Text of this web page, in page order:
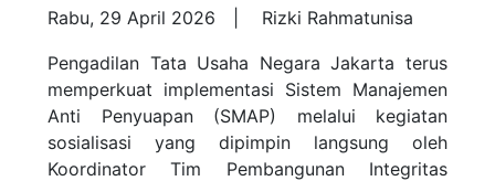
Rabu, 29 April 2026 | Rizki Rahmatunisa
Pengadilan Tata Usaha Negara Jakarta terus
memperkuat implementasi Sistem Manajemen
Anti Penyuapan (SMAP) melalui kegiatan
sosialisasi yang dipimpin langsung oleh
Koordinator Tim Pembangunan Integritas